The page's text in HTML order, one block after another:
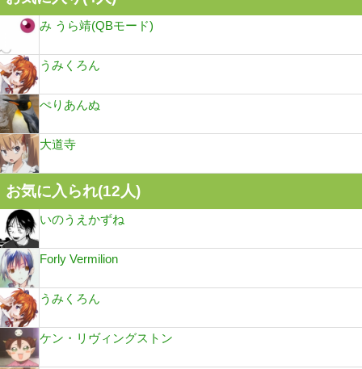
み うら靖(QBモード)
うみくろん
ぺりあんぬ
大道寺
お気に入られ(12人)
いのうえかずね
Forly Vermilion
うみくろん
ケン・リヴィングストン